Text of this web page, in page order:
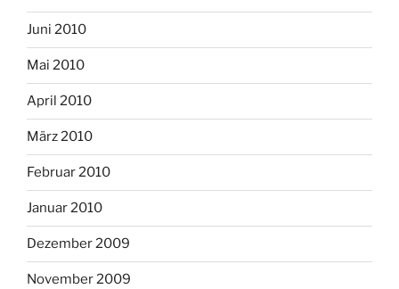
Juni 2010
Mai 2010
April 2010
März 2010
Februar 2010
Januar 2010
Dezember 2009
November 2009